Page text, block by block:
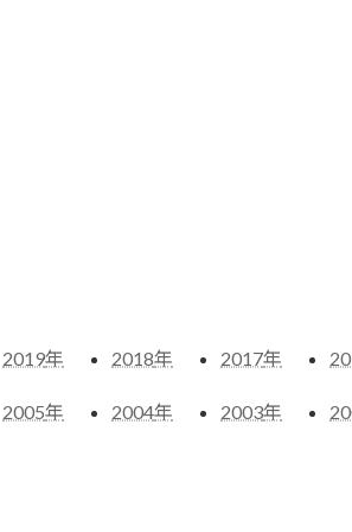
2019年 2018年 2017年
2005年 2004年 2003年